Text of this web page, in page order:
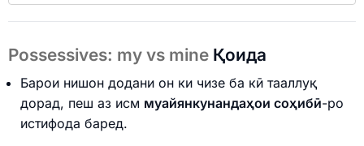
Possessives: my vs mine Қоида
Барои нишон додани он ки чизе ба кӣ тааллуқ
дорад, пеш аз исм муайянкунандаҳои соҳибӣ-ро
истифода баред.